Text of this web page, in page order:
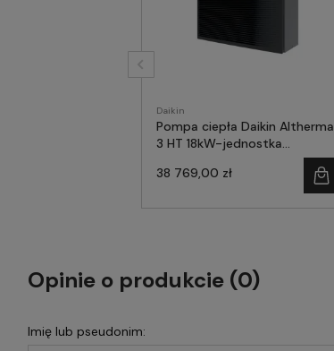
Daikin
Pompa ciepła Daikin Altherma
3 HT 18kW-jednostka
38 769,00 zł
Opinie o produkcie (0)
Imię lub pseudonim: